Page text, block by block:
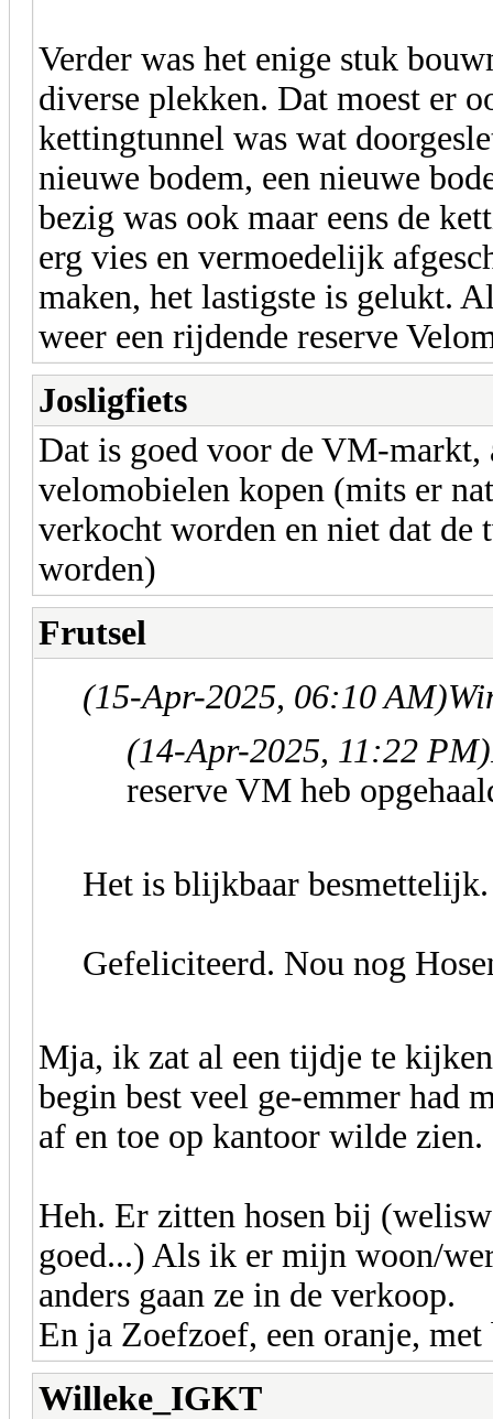
Verder was het enige stuk
diverse plekken. Dat moest er
kettingtunnel was wat
nieuwe bodem, een nieuwe
bezig was ook maar eens de
erg vies en vermoedelijk
maken, het lastigste is gelukt.
weer een rijdende reserve
Josligfiets
Dat is goed voor de VM-markt,
velomobielen kopen (mits er
verkocht worden en niet dat de
worden)
Frutsel
(15-Apr-2025, 06:10 AM)
(14-Apr-2025, 11:22 PM)
reserve VM heb
Het is blijkbaar besmettelijk.
Gefeliciteerd. Nou nog
Mja, ik zat al een tijdje te
begin best veel ge-emmer had
af en toe op kantoor wilde zien.
Heh. Er zitten hosen bij
goed...) Als ik er mijn woon/
anders gaan ze in de verkoop.
En ja Zoefzoef, een oranje,
Willeke_IGKT